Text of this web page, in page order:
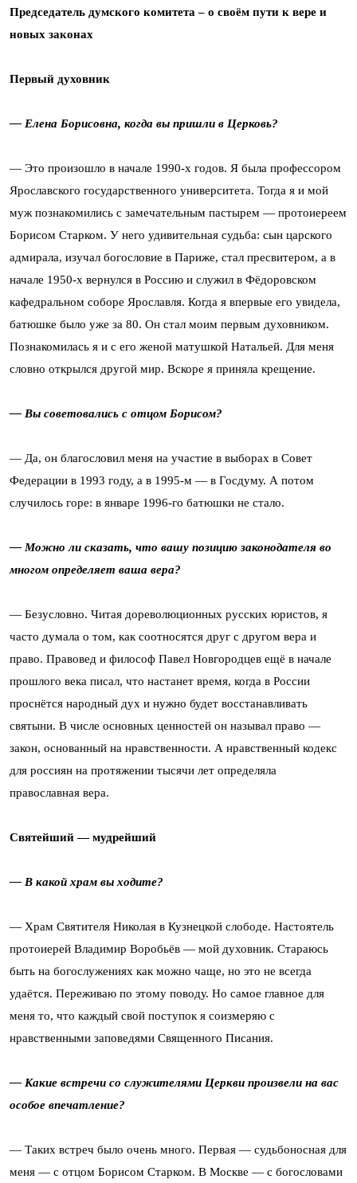
Председатель думского комитета – о своём пути к вере и
новых законах
Первый духовник
— Елена Борисовна, когда вы пришли в Церковь?
— Это произошло в начале 1990-х годов. Я была профессором
Ярославского государственного университета. Тогда я и мой
муж познакомились с замечательным пастырем — протоиереем
Борисом Старком. У него удивительная судьба: сын царского
адмирала, изучал богословие в Париже, стал пресвитером, а в
начале 1950-х вернулся в Россию и служил в Фёдоровском
кафедральном соборе Ярославля. Когда я впервые его увидела,
батюшке было уже за 80. Он стал моим первым духовником.
Познакомилась я и с его женой матушкой Натальей. Для меня
словно открылся другой мир. Вскоре я приняла крещение.
— Вы советовались с отцом Борисом?
— Да, он благословил меня на участие в выборах в Совет
Федерации в 1993 году, а в 1995-м — в Госдуму. А потом
случилось горе: в январе 1996-го батюшки не стало.
— Можно ли сказать, что вашу позицию законодателя во
многом определяет ваша вера?
— Безусловно. Читая дореволюционных русских юристов, я
часто думала о том, как соотносятся друг с другом вера и
право. Правовед и философ Павел Новгородцев ещё в начале
прошлого века писал, что настанет время, когда в России
проснётся народный дух и нужно будет восстанавливать
святыни. В числе основных ценностей он называл право —
закон, основанный на нравственности. А нравственный кодекс
для россиян на протяжении тысячи лет определяла
православная вера.
Святейший — мудрейший
— В какой храм вы ходите?
— Храм Святителя Николая в Кузнецкой слободе. Настоятель
протоиерей Владимир Воробьёв — мой духовник. Стараюсь
быть на богослужениях как можно чаще, но это не всегда
удаётся. Переживаю по этому поводу. Но самое главное для
меня то, что каждый свой поступок я соизмеряю с
нравственными заповедями Священного Писания.
— Какие встречи со служителями Церкви произвели на вас
особое впечатление?
— Таких встреч было очень много. Первая — судьбоносная для
меня — с отцом Борисом Старком. В Москве — с богословами